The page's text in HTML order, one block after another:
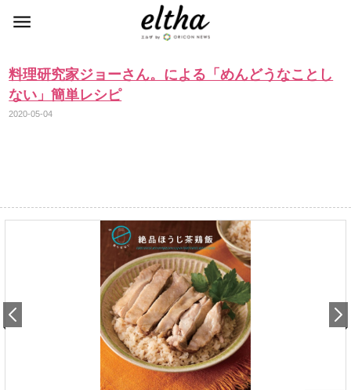
料理研究家ジョーさん。による「めんどうなことし
ない」簡単レシピ
2020-05-04